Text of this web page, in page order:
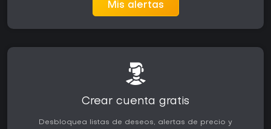
Mis alertas
Crear cuenta gratis
Desbloquea listas de deseos, alertas de precio y